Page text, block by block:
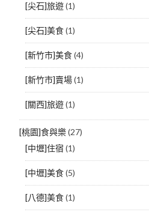
[尖石]旅遊(1)
[尖石]美食(1)
[新竹市]美食(4)
[新竹市]賣場(1)
[關西]旅遊(1)
[桃園]食與樂(27)
[中壢]住宿 (1)
[中壢]美食(5)
[八德]美食(1)